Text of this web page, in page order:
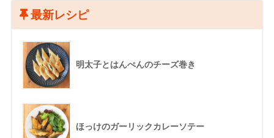
最新レシピ
明太子とはんぺんのチーズ巻き
ほっけのガーリックカレーソテー